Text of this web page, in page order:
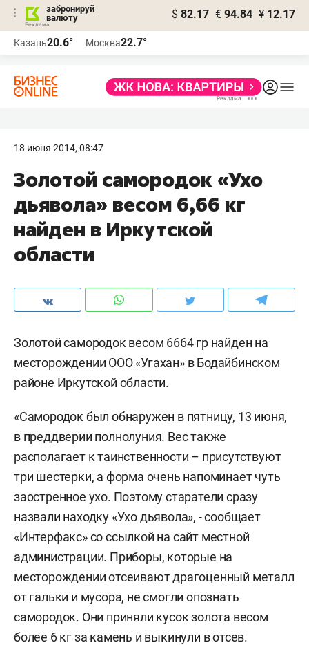
забронируй
валюту
$ 82.17 € 94.84 ¥ 12.17
Казань20.6° Москва22.7°
18 июня 2014, 08:47
Золотой самородок «Ухо
дьявола» весом 6,66 кг
найден в Иркутской
области
Золотой самородок весом 6664 гр найден на
месторождении ООО «Угахан» в Бодайбинском
районе Иркутской области.
«Самородок был обнаружен в пятницу, 13 июня,
в преддверии полнолуния. Вес также
располагает к таинственности – присутствуют
три шестерки, а форма очень напоминает чуть
заостренное ухо. Поэтому старатели сразу
назвали находку «Ухо дьявола», - сообщает
«Интерфакс» со ссылкой на сайт местной
администрации. Приборы, которые на
месторождении отсеивают драгоценный металл
от гальки и мусора, не смогли опознать
самородок. Они приняли кусок золота весом
более 6 кг за камень и выкинули в отсев.